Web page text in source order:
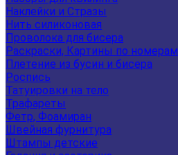
Наклейки и Стразы
Нить силиконовая
Проволока для бисера
Раскраски, Картины по номерам
Плетение из бусин и бисера
Роспись
Татуировки на тело
Трафареты
Фетр, Фоамиран
Швейная фурнитура
Штампы детские